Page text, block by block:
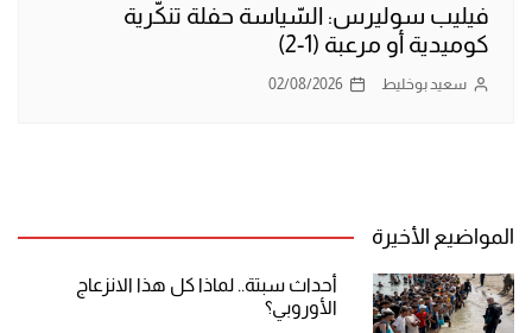
فيليب سوليرس: السّياسة حفلة تنكّرية
كوميدية أو مرعبة (1-2)
سعيد بوخليط 02/08/2026
المواضيع الأخيرة
أحداث سبتة.. لماذا كل هذا الانزعاج
الأوروبي؟